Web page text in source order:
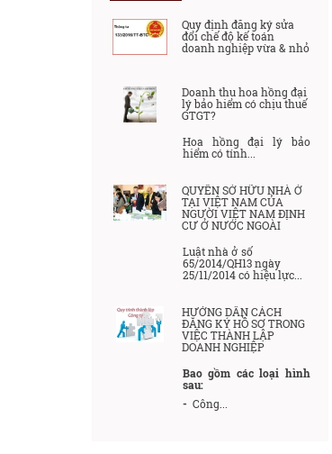
Điều kiện và thủ tục để được
Ngày đăng 03/09/2016
Quy định đăng ký sửa
đổi chế độ kế toán
doanh nghiệp vừa & nhỏ
Doanh thu hoa hồng đại
lý bảo hiểm có chịu thuế
GTGT?
Hoa hồng đại lý bảo
hiểm có tính...
QUYỀN SỞ HỮU NHÀ Ở
TẠI VIỆT NAM CỦA
NGƯỜI VIỆT NAM ĐỊNH
CƯ Ở NƯỚC NGOÀI
Luật nhà ở số
65/2014/QH13 ngày
25/11/2014 có hiệu lực...
HƯỚNG DẪN CÁCH
ĐĂNG KÝ HỒ SƠ TRONG
VIỆC THÀNH LẬP
DOANH NGHIỆP
Bao gồm các loại hình
sau:
- Công...